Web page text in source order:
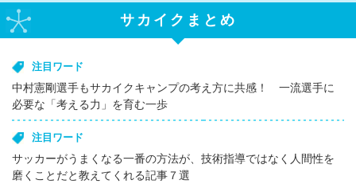
サカイクまとめ
注目ワード
中村憲剛選手もサカイクキャンプの考え方に共感！ 一流選手に
必要な「考える力」を育む一歩
注目ワード
サッカーがうまくなる一番の方法が、技術指導ではなく人間性を
磨くことだと教えてくれる記事７選